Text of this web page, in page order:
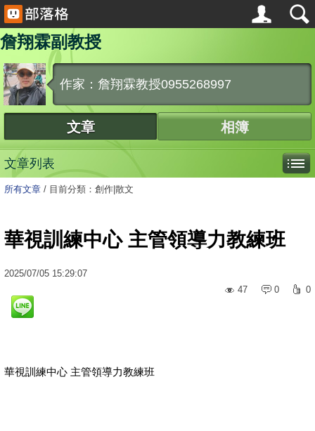
詹翔霖副教授
作家：詹翔霖教授0955268997
文章 相簿
文章列表
所有文章 / 目前分類：創作|散文
華視訓練中心 主管領導力教練班
2025/07/05 15:29:07
47
0 0
華視訓練中心 主管領導力教練班